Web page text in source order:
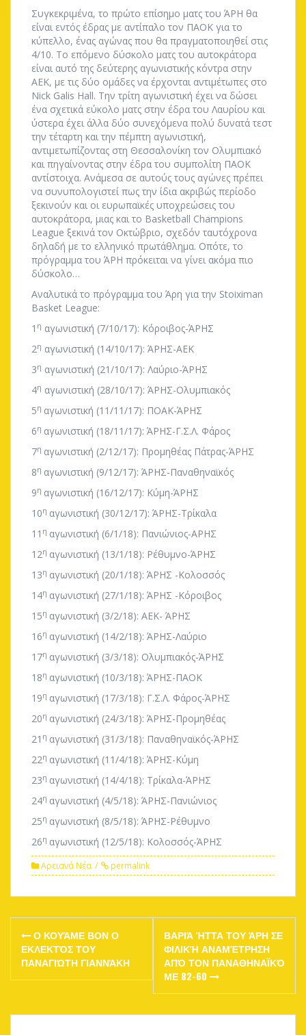
Συγκεκριμένα, το πρώτο επίσημο ματς του ΆΡΗ θα
είναι εντός έδρας με αντίπαλο τον ΠΑΟΚ για το
κύπελλο, ένας αγώνας που θα πραγματοποιηθεί στις
4/10. Το επόμενο δύσκολο ματς του αυτοκράτορα
είναι αυτό της δεύτερης αγωνιστικής κόντρα στην
ΑΕΚ, με τις δύο ομάδες να έρχονται αντιμέτωπες στο
Nick Galis Hall. Την τρίτη αγωνιστική έχει να δώσει
ένα σχετικά εύκολο ματς στην έδρα του Λαυρίου και
ύστερα έχει άλλα δύο συνεχόμενα πολύ δυνατά τεστ
την τέταρτη και την πέμπτη αγωνιστική,
αντιμετωπίζοντας στη Θεσσαλονίκη τον Ολυμπιακό
και πηγαίνοντας στην έδρα του συμπολίτη ΠΑΟΚ
αντίστοιχα. Ανάμεσα σε αυτούς τους αγώνες πρέπει
να συνυπολογιστεί πως την ίδια ακριβώς περίοδο
ξεκινούν και οι ευρωπαϊκές υποχρεώσεις του
αυτοκράτορα, μιας και το Basketball Champions
League ξεκινά τον Οκτώβριο, σχεδόν ταυτόχρονα
δηλαδή με το ελληνικό πρωτάθλημα. Οπότε, το
πρόγραμμα του ΆΡΗ πρόκειται να γίνει ακόμα πιο
δύσκολο…
Αναλυτικά το πρόγραμμα του Άρη για την Stoiximan
Basket League:
1 η αγωνιστική (7/10/17): Κόροιβος-ΆΡΗΣ
2η αγωνιστική (14/10/17): ΆΡΗΣ-ΑΕΚ
3η αγωνιστική (21/10/17): Λαύριο-ΆΡΗΣ
4η αγωνιστική (28/10/17): ΆΡΗΣ-Ολυμπιακός
5η αγωνιστική (11/11/17): ΠΟΑΚ-ΆΡΗΣ
6η αγωνιστική (18/11/17): ΆΡΗΣ-Γ.Σ.Λ. Φάρος
7η αγωνιστική (2/12/17): Προμηθέας Πάτρας-ΆΡΗΣ
8η αγωνιστική (9/12/17): ΆΡΗΣ-Παναθηναϊκός
9η αγωνιστική (16/12/17): Κύμη-ΆΡΗΣ
10η αγωνιστική (30/12/17): ΆΡΗΣ-Τρίκαλα
11 η αγωνιστική (6/1/18): Πανιώνιος-ΑΡΗΣ
12η αγωνιστική (13/1/18): Ρέθυμνο-ΆΡΗΣ
13η αγωνιστική (20/1/18): ΆΡΗΣ -Κολοσσός
14η αγωνιστική (27/1/18): ΆΡΗΣ -Κόροιβος
15η αγωνιστική (3/2/18): ΑΕΚ- ΆΡΗΣ
16η αγωνιστική (14/2/18): ΆΡΗΣ-Λαύριο
17η αγωνιστική (3/3/18): Ολυμπιακός-ΆΡΗΣ
18η αγωνιστική (10/3/18): ΆΡΗΣ-ΠΑΟΚ
19η αγωνιστική (17/3/18): Γ.Σ.Λ. Φάρος-ΆΡΗΣ
20η αγωνιστική (24/3/18): ΆΡΗΣ-Προμηθέας
21 η αγωνιστική (31/3/18): Παναθηναϊκός-ΆΡΗΣ
22η αγωνιστική (11/4/18): ΆΡΗΣ-Κύμη
23η αγωνιστική (14/4/18): Τρίκαλα-ΆΡΗΣ
24η αγωνιστική (4/5/18): ΆΡΗΣ-Πανιώνιος
25η αγωνιστική (8/5/18): ΆΡΗΣ-Ρέθυμνο
26η αγωνιστική (12/5/18): Κολοσσός-ΆΡΗΣ
Αρειανά Νέα permalink
Post
navigation
Ο ΚΟΥΆΜΕ ΒΟΝ Ο
ΕΚΛΕΚΤΌΣ ΤΟΥ
ΠΑΝΑΓΙΏΤΗ ΓΙΑΝΝΆΚΗ
ΒΑΡΙΆ ΉΤΤΑ ΤΟΥ ΆΡΗ ΣΕ
ΦΙΛΙΚΉ ΑΝΑΜΈΤΡΗΣΗ
ΑΠΌ ΤΟΝ ΠΑΝΑΘΗΝΑΪΚΌ
ΜΕ 82-60